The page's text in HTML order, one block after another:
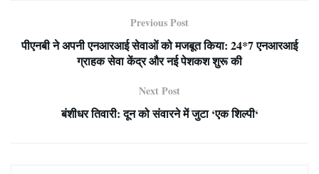
Previous Post
पीएनबी ने अपनी एनआरआई सेवाओं को मजबूत किया: 24*7 एनआरआई
ग्राहक सेवा केंद्र और नई पेशकश शुरू की
Next Post
बंशीधर तिवारी: दून को संवारने में जुटा ‘एक शिल्पी‘